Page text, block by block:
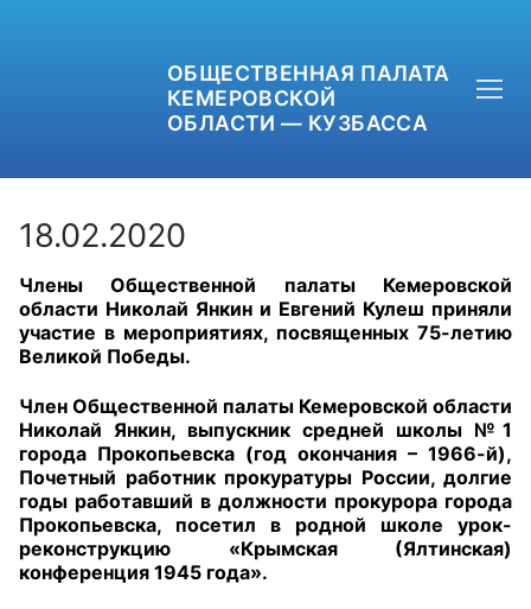
ОБЩЕСТВЕННАЯ ПАЛАТА
КЕМЕРОВСКОЙ
ОБЛАСТИ — КУЗБАССА
+7 (3842) 58-82-40
ОБРАТНАЯ СВЯЗЬ
Главная
18.02.2020
Члены Общественной палаты Кемеровской
области Николай Янкин и Евгений Кулеш приняли
участие в мероприятиях, посвященных 75-летию
Великой Победы.
Член Общественной палаты Кемеровской области
Николай Янкин, выпускник средней школы №1
города Прокопьевска (год окончания – 1966-й),
Почетный работник прокуратуры России, долгие
годы работавший в должности прокурора города
Прокопьевска, посетил в родной школе урок-
реконструкцию «Крымская (Ялтинская)
конференция 1945 года».